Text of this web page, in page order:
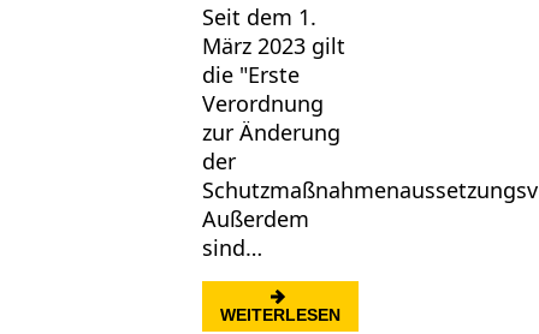
Seit dem 1.
März 2023 gilt
die "Erste
Verordnung
zur Änderung
der
Außerdem
sind…
WEITERLESEN: GEÄNDERTE